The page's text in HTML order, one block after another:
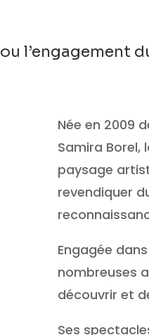
ou l’engagement
Née en 2009
Samira Borel,
paysage
revendiquer
Engagée
nombreuses
découvrir et
Ses